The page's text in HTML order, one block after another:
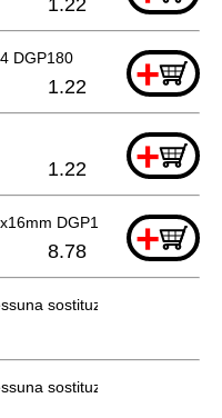
1.22
DGP180 +
1.22
+
1.22
DGP180 +
8.78
sostituzione
sostituzione